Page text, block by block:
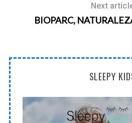
Next
BIOPARC,
SLEEPY